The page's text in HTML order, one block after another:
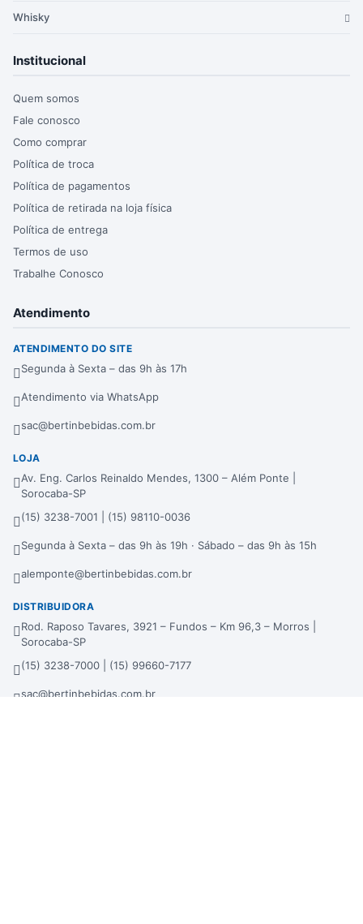
Whisky
Institucional
Quem somos
Fale conosco
Como comprar
Política de troca
Política de pagamentos
Política de retirada na loja física
Política de entrega
Termos de uso
Trabalhe Conosco
Atendimento
ATENDIMENTO DO SITE
Segunda à Sexta – das 9h às 17h
Atendimento via WhatsApp
sac@bertinbebidas.com.br
LOJA
Av. Eng. Carlos Reinaldo Mendes, 1300 – Além Ponte |
Sorocaba-SP
(15) 3238-7001 | (15) 98110-0036
Segunda à Sexta – das 9h às 19h · Sábado – das 9h às 15h
alemponte@bertinbebidas.com.br
DISTRIBUIDORA
Rod. Raposo Tavares, 3921 – Fundos – Km 96,3 – Morros |
Sorocaba-SP
(15) 3238-7000 | (15) 99660-7177
sac@bertinbebidas.com.br